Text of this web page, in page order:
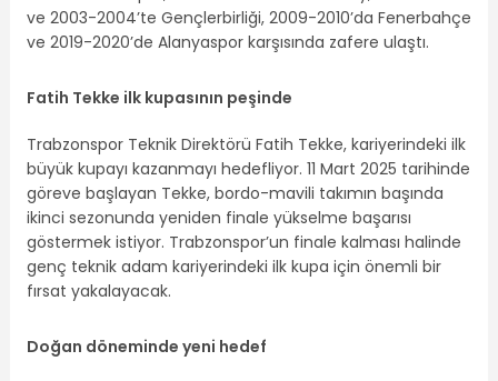
ve 2003-2004’te Gençlerbirliği, 2009-2010’da Fenerbahçe
ve 2019-2020’de Alanyaspor karşısında zafere ulaştı.
Fatih Tekke ilk kupasının peşinde
Trabzonspor Teknik Direktörü Fatih Tekke, kariyerindeki ilk
büyük kupayı kazanmayı hedefliyor. 11 Mart 2025 tarihinde
göreve başlayan Tekke, bordo-mavili takımın başında
ikinci sezonunda yeniden finale yükselme başarısı
göstermek istiyor. Trabzonspor’un finale kalması halinde
genç teknik adam kariyerindeki ilk kupa için önemli bir
fırsat yakalayacak.
Doğan döneminde yeni hedef